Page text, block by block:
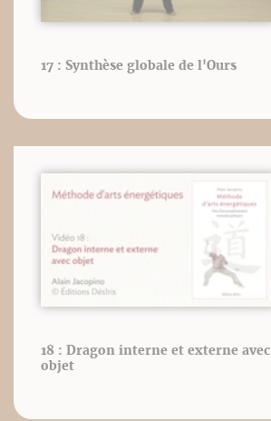
17 : Synthèse globale de l'Ours
18 : Dragon interne et externe avec
objet